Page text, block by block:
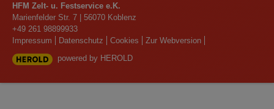
HFM Zelt- u. Festservice e.K.
Marienfelder Str. 7
56070 Koblenz
+49 261 98899933
Impressum
Datenschutz Cookies
Zur Webversion
powered by HEROLD